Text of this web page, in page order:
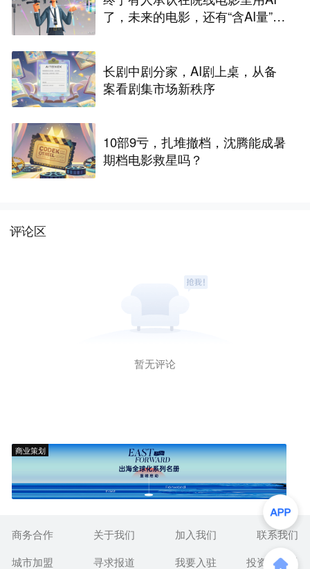
了，未来的电影，还有“含AI量”为
长剧中剧分家，AI剧上桌，从备
案看剧集市场新秩序
10部9亏，扎堆撤档，沈腾能成暑
期档电影救星吗？
评论区
暂无评论
商业策划
商务合作 关于我们 加入我们
联系我们
城市加盟
寻求报道 我要入驻 投资者关系